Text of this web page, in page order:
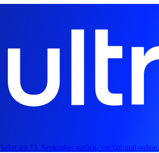
am 13. September zurück, vor Ort und online.